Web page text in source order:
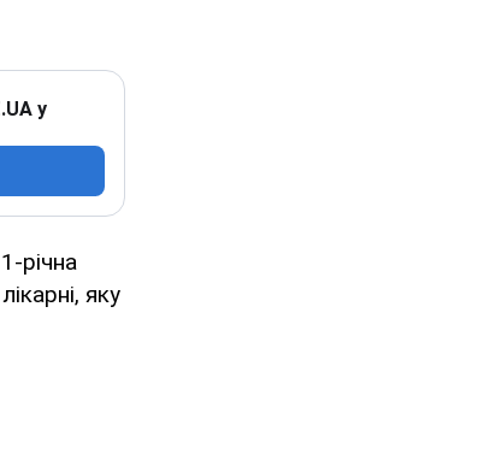
у
річна
яку